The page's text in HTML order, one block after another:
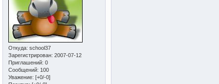
Откуда: school37
Зарегистрирован: 2007-07-12
Приглашений: 0
Сообщений: 100
Уважение: [+0/-0]